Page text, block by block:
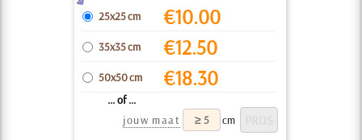
25x25 cm
€10.00
35x35 cm €12.50
50x50 cm €18.30
... of ...
jouw maat
cm